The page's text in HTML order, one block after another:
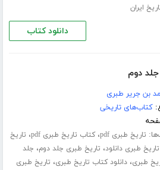
ایران
دانلود کتاب
دوم
بن جریر طبری
کتاب‌های تاریخی
تاریخ طبری pdf ،کتاب تاریخ طبری pdf ، تاریخ
تاریخ طبری دانلود، تاریخ طبری جلد دوم، جلد
طبری،دانلود کتاب تاریخ طبری، تاریخ طبری